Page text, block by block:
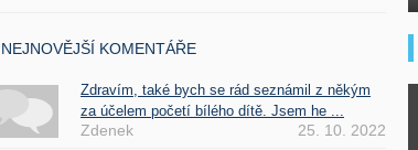
NEJNOVĚJŠÍ KOMENTÁŘE
Zdravím, také bych se rád seznámil z někým
za účelem početí bílého dítě. Jsem he ...
Zdenek 25. 10. 2022